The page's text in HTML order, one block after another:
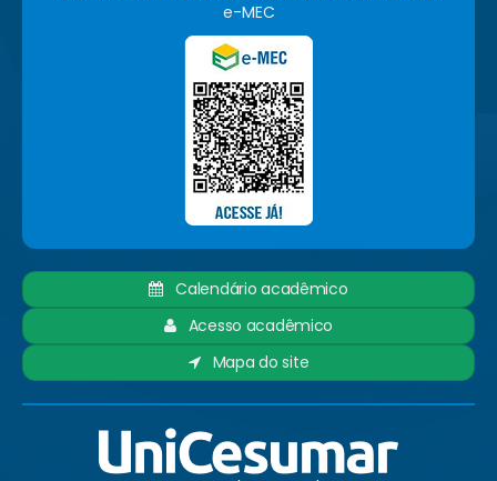
e-MEC
Calendário acadêmico
Acesso acadêmico
Mapa do site